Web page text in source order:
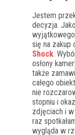
Jestem
decyzja.
się na zakup
Shock.
osłony
także
całego
nie
stopniu i
zdjęciach i
raz
wygląda w